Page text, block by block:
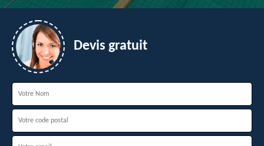
Devis gratuit